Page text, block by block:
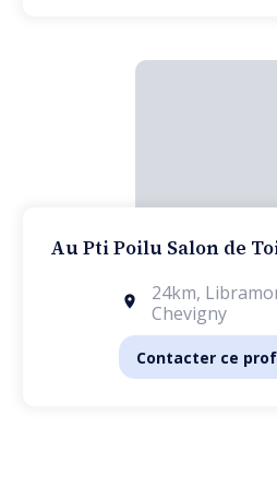
Au Pti Poilu Salon de
24km,
Chevigny
Contacter ce